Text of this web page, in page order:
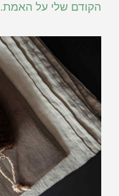
הקודם שלי על האמת.